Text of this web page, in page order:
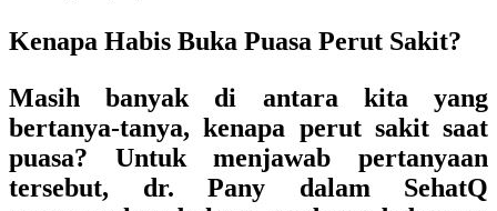
Kenapa Habis Buka Puasa Perut Sakit?
Masih banyak di antara kita yang
bertanya-tanya, kenapa perut sakit saat
puasa? Untuk menjawab pertanyaan
tersebut, dr. Pany dalam SehatQ